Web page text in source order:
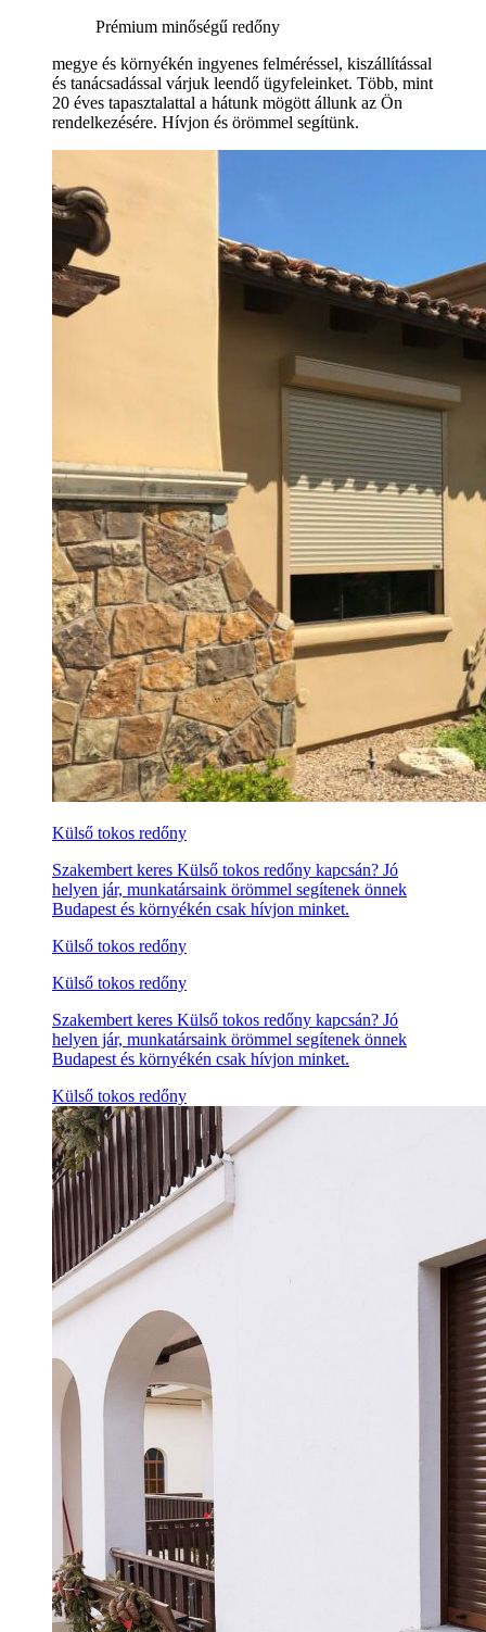
Prémium minőségű redőny
megye és környékén ingyenes felméréssel, kiszállítással
és tanácsadással várjuk leendő ügyfeleinket. Több, mint
20 éves tapasztalattal a hátunk mögött állunk az Ön
rendelkezésére. Hívjon és örömmel segítünk.
Külső tokos redőny
Szakembert keres Külső tokos redőny kapcsán? Jó
helyen jár, munkatársaink örömmel segítenek önnek
Budapest és környékén csak hívjon minket.
Külső tokos redőny
Külső tokos redőny
Szakembert keres Külső tokos redőny kapcsán? Jó
helyen jár, munkatársaink örömmel segítenek önnek
Budapest és környékén csak hívjon minket.
Külső tokos redőny